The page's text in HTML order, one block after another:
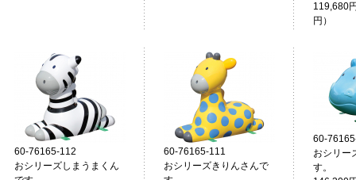
119,680
円）
60-76165-112
おシリーズしまうまくん
60-76165-111
おシリーズきりんさんで
60-
おシリー
す。